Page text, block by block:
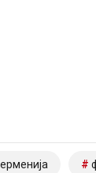
ерменија